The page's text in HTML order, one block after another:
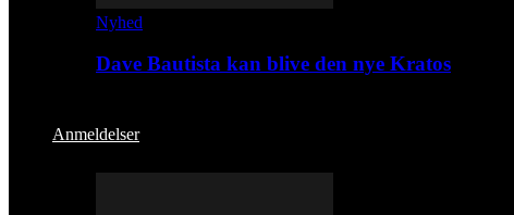
Nyhed
Dave Bautista kan blive den nye Kratos
Anmeldelser